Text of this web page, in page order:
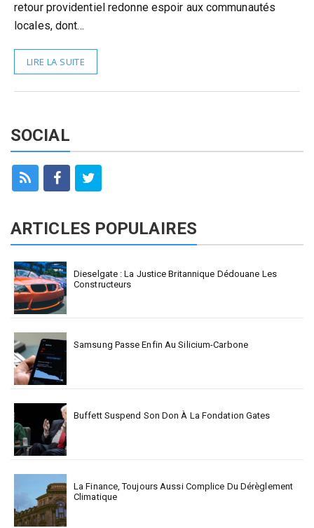
retour providentiel redonne espoir aux communautés
locales, dont…
LIRE LA SUITE
SOCIAL
ARTICLES POPULAIRES
Dieselgate : La Justice Britannique Dédouane Les
Constructeurs
Samsung Passe Enfin Au Silicium-Carbone
Buffett Suspend Son Don À La Fondation Gates
La Finance, Toujours Aussi Complice Du Dérèglement
Climatique